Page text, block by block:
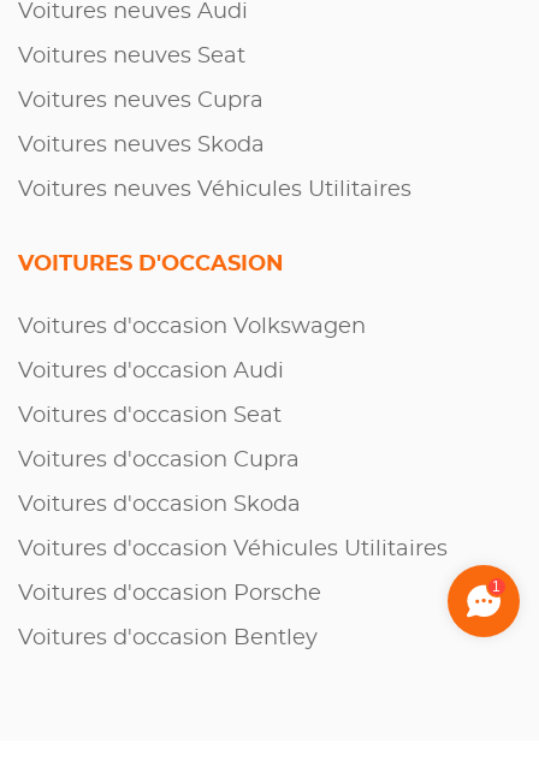
Voitures neuves Audi
Voitures neuves Seat
Voitures neuves Cupra
Voitures neuves Skoda
Voitures neuves Véhicules Utilitaires
VOITURES D'OCCASION
Voitures d'occasion Volkswagen
Voitures d'occasion Audi
Voitures d'occasion Seat
Voitures d'occasion Cupra
Voitures d'occasion Skoda
Voitures d'occasion Véhicules Utilitaires
Voitures d'occasion Porsche
Voitures d'occasion Bentley
1